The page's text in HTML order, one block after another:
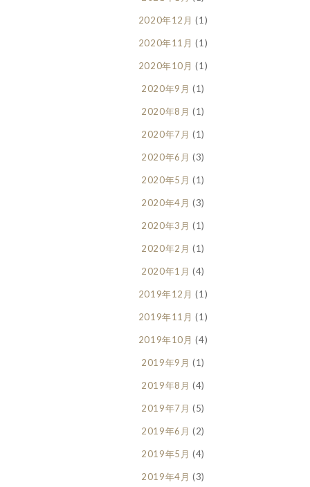
2020年12月 (1)
2020年11月 (1)
2020年10月 (1)
2020年9月 (1)
2020年8月 (1)
2020年7月 (1)
2020年6月 (3)
2020年5月 (1)
2020年4月 (3)
2020年3月 (1)
2020年2月 (1)
2020年1月 (4)
2019年12月 (1)
2019年11月 (1)
2019年10月 (4)
2019年9月 (1)
2019年8月 (4)
2019年7月 (5)
2019年6月 (2)
2019年5月 (4)
2019年4月 (3)